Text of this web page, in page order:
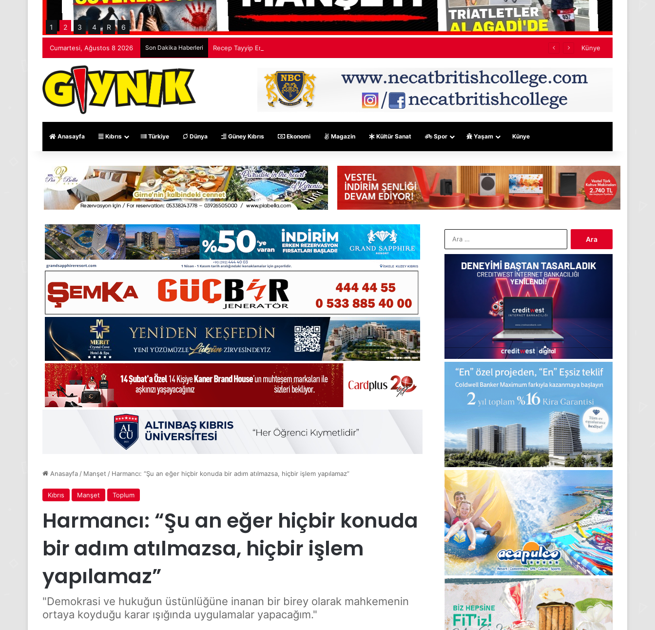
1 2 3 4 R 6
Cumartesi, Ağustos 8 2026 Son Dakika Haberleri Recep Tayyip Erdoğan: Mekke Ortak Savunma Anlaşması hiçbir ülkeyi hedef almıyor Künye
Anasayfa Kıbrıs Türkiye Dünya Güney Kıbrıs Ekonomi Magazin Kültür Sanat Spor Yaşam Künye
Anasayfa / Manşet / Harmancı: “Şu an eğer hiçbir konuda bir adım atılmazsa, hiçbir işlem yapılamaz”
Kıbrıs Manşet Toplum
Harmancı: “Şu an eğer hiçbir konuda
bir adım atılmazsa, hiçbir işlem
yapılamaz”
"Demokrasi ve hukuğun üstünlüğüne inanan bir birey olarak mahkemenin
ortaya koyduğu karar ışığında uygulamalar yapacağım."